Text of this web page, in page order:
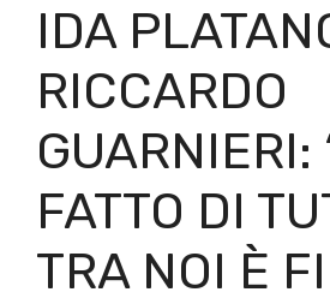
IDA
RICCARDO
GUARNIERI:
FATTO DI
TRA NOI È